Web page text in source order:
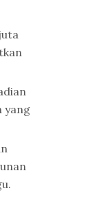
yang